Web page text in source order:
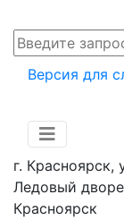
Версия для
г. Красноярск,
Ледовый
Красноярск